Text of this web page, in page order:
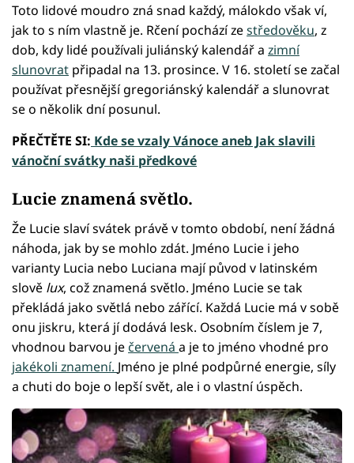
Toto lidové moudro zná snad každý, málokdo však ví,
jak to s ním vlastně je. Rčení pochází zestředověku, z
dob, kdy lidé používali juliánský kalendář a zimní
slunovrat připadal na 13. prosince. V 16. století se začal
používat přesnější gregoriánský kalendář a slunovrat
se o několik dní posunul.
PŘEČTĚTE SI: Kde se vzaly Vánoce aneb Jak slavili
vánoční svátky naši předkové
Lucie znamená světlo.
Že Lucie slaví svátek právě v tomto období, není žádná
náhoda, jak by se mohlo zdát. Jméno Lucie i jeho
varianty Lucia nebo Luciana mají původ v latinském
slově lux, což znamená světlo. Jméno Lucie se tak
překládá jako světlá nebo zářící. Každá Lucie má v sobě
onu jiskru, která jí dodává lesk. Osobním číslem je 7,
vhodnou barvou je červená a je to jméno vhodné pro
jakékoli znamení. Jméno je plné podpůrné energie, síly
a chuti do boje o lepší svět, ale i o vlastní úspěch.